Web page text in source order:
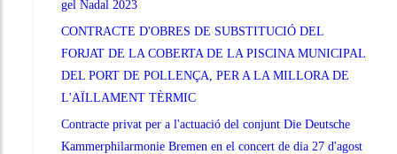
gel Nadal 2023
CONTRACTE D'OBRES DE SUBSTITUCIÓ DEL
FORJAT DE LA COBERTA DE LA PISCINA MUNICIPAL
DEL PORT DE POLLENÇA, PER A LA MILLORA DE
L'AÏLLAMENT TÈRMIC
Contracte privat per a l'actuació del conjunt Die Deutsche
Kammerphilarmonie Bremen en el concert de dia 27 d'agost